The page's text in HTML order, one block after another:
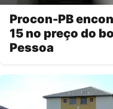
Procon-PB
15 no preço do
Pessoa